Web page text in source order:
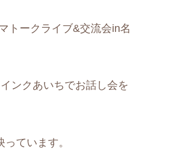
トークライブ&交流会in名
ンクあいちでお話し会を
ています。